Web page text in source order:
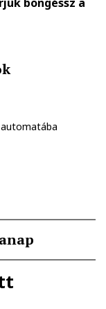
automatába